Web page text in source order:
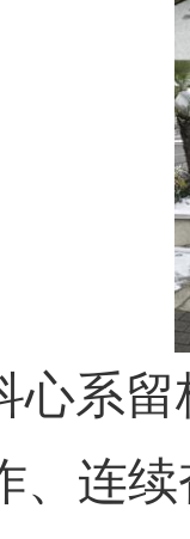
心系
、连